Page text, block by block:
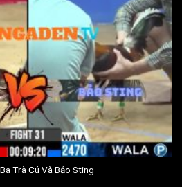
Trà Cú Và Bảo Sting